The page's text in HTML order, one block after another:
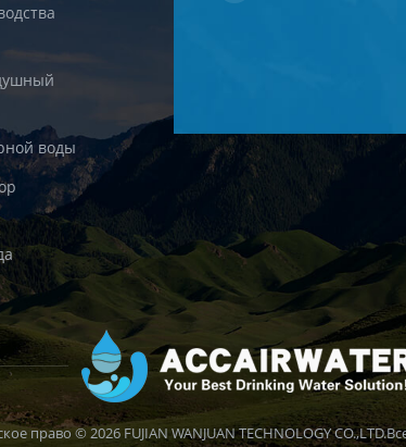
воды
право © 2026 FUJIAN WANJUAN TECHNOLOGY